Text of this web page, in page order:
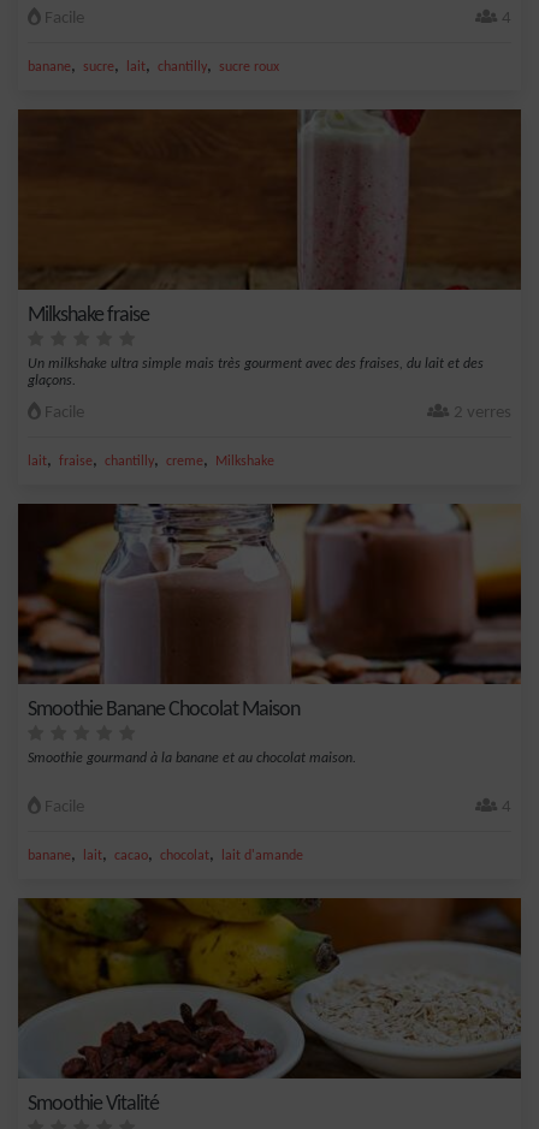
Facile 4
banane, sucre, lait, chantilly, sucre roux
Milkshake fraise
Un milkshake ultra simple mais très gourment avec des fraises, du lait et des
glaçons.
Facile 2 verres
lait, fraise, chantilly, creme, Milkshake
Smoothie Banane Chocolat Maison
Smoothie gourmand à la banane et au chocolat maison.
Facile 4
banane, lait, cacao, chocolat, lait d'amande
Smoothie Vitalité